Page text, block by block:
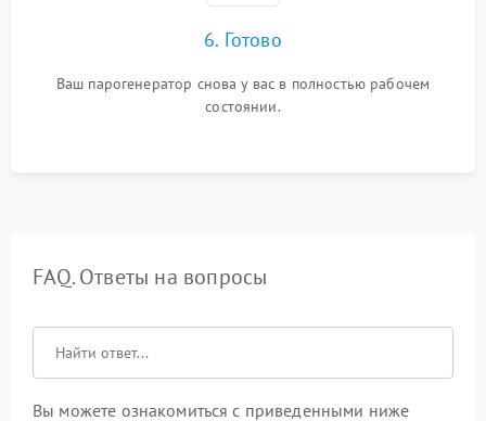
6. Готово
Ваш парогенератор снова у вас в полностью рабочем
состоянии.
FAQ. Ответы на вопросы
Вы можете ознакомиться с приведенными ниже